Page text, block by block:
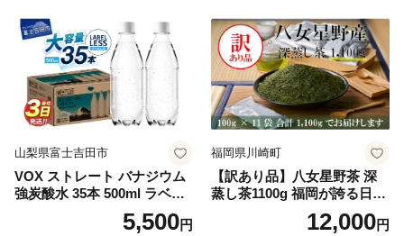
山梨県富士吉田市
VOX ストレート バナジウム
強炭酸水 35本 500ml ラベル
レス【富士吉田市限定カート
5,500円
福岡県川崎町
【訳あり品】八女星野茶 深
蒸し茶1100g 福岡が誇る日本
茶_ 訳アリ 常温 お茶 茶袋 常
備品 おちゃ ocha 茶葉 緑茶
12,000円